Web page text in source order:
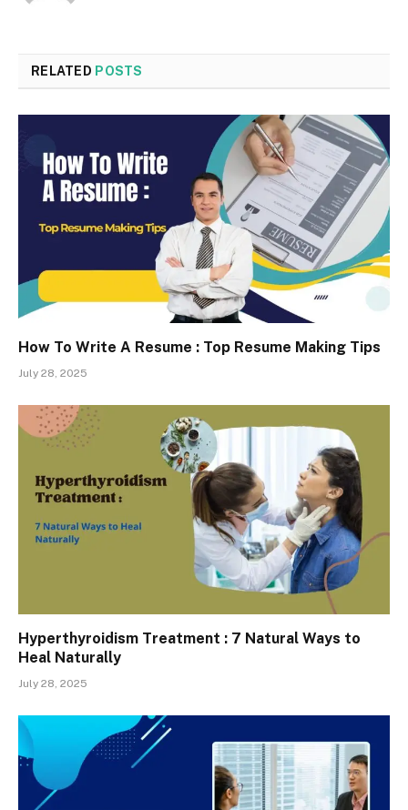
RELATED POSTS
How To Write A Resume : Top Resume Making Tips
July 28, 2025
Hyperthyroidism Treatment : 7 Natural Ways to
Heal Naturally
July 28, 2025